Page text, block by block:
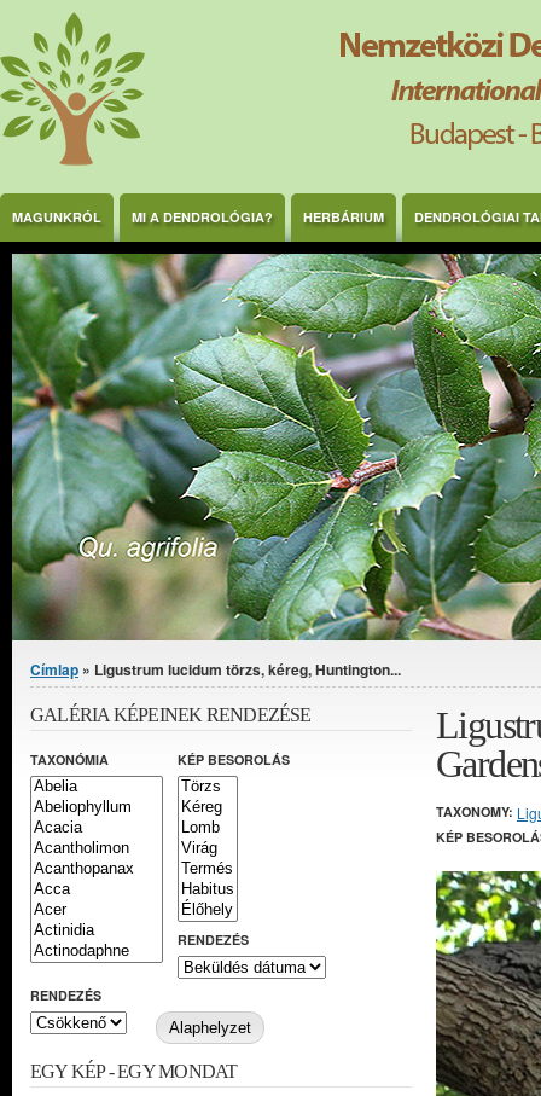
Ugrás a tartalomra
MAGUNKRÓL MI A DENDROLÓGIA? HERBÁRIUM DENDROLÓGIAI
Jelenlegi hely
Címlap » Ligustrum lucidum törzs, kéreg, Huntington...
TAXONOMY:
KÉP
GALÉRIA KÉPEINEK RENDEZÉSE
TAXONÓMIA KÉP BESOROLÁS
RENDEZÉS
RENDEZÉS
EGY KÉP - EGY MONDAT